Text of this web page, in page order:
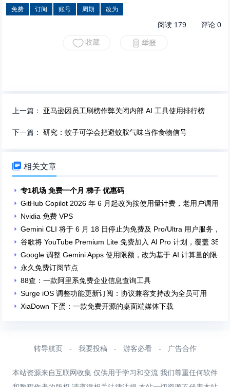
免费 订阅 账号 周期 改为
阅读:179评论:0
上一篇： 亚马逊因员工刷榜作弊关闭内部 AI 工具使用排行榜
下一篇：研究：蚊子可学会把避蚊胺气味当作食物信号
 相关文章
专1机场 免费一个月 梯子 优惠码
GitHub Copilot 2026 年 6 月起改为按使用量计费，老用户调用
Nvidia 免费 VPS
Gemini CLI 将于 6 月 18 日停止为免费及 Pro/Ultra 用户服务，
谷歌将 YouTube Premium Lite 免费加入 AI Pro 计划，覆盖 35
Google 调整 Gemini Apps 使用限额，改为基于 AI 计算量的限额
永久免费订阅节点
88查：一款阿里系免费企业信息查询工具
Surge iOS 调整功能更新订阅：协议兼容支持改为全员可用
XiaDown 下蛋：一款免费开源的桌面端媒体下载
转导航页 - 我要投稿 - 游客必看 - 广告合作
本站资源来自互联网收集 仅供用于学习和交流 我们尊重任何软件